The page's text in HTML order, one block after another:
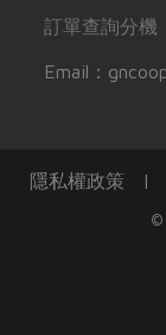
訂單查詢分機
Email：
隱私權政策 |
©